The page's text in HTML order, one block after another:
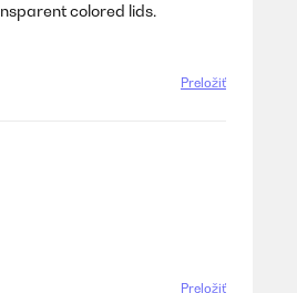
colored lids.
Preložiť
Preložiť